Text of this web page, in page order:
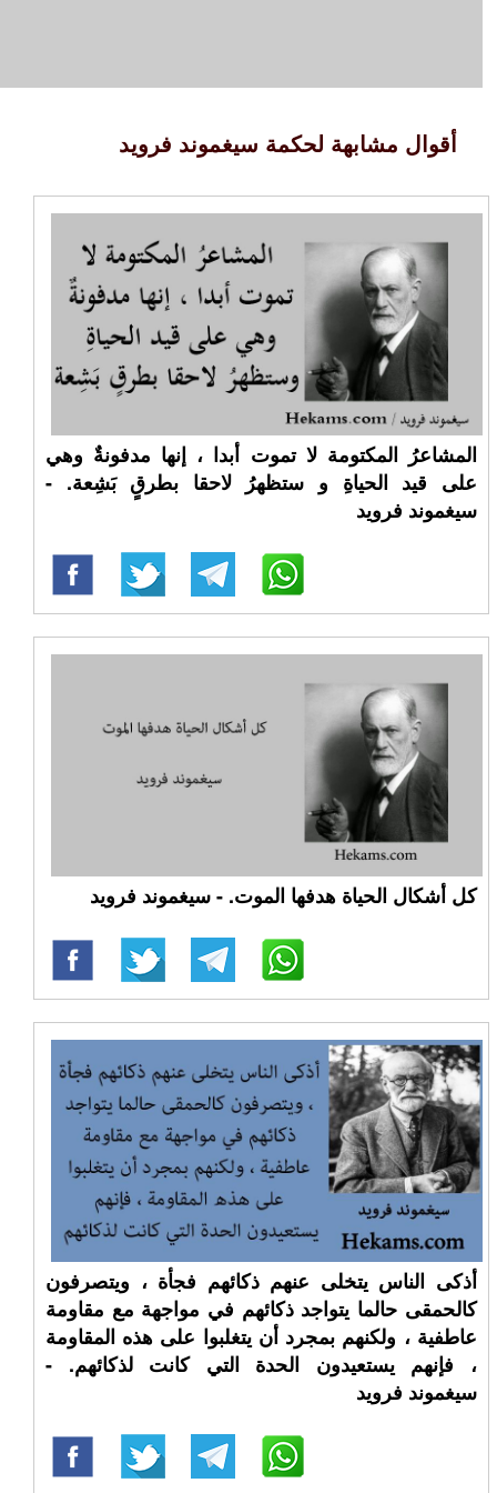
أقوال مشابهة لحكمة سيغموند فرويد
المشاعرُ المكتومة لا تموت أبدا ، إنها مدفونةٌ وهي
على قيد الحياةِ و ستظهرُ لاحقا بطرقٍ بَشِعة. -
سيغموند فرويد
كل أشكال الحياة هدفها الموت. - سيغموند فرويد
أذكى الناس يتخلى عنهم ذكائهم فجأة ، ويتصرفون
كالحمقى حالما يتواجد ذكائهم في مواجهة مع مقاومة
عاطفية ، ولكنهم بمجرد أن يتغلبوا على هذه المقاومة
، فإنهم يستعيدون الحدة التي كانت لذكائهم. -
سيغموند فرويد